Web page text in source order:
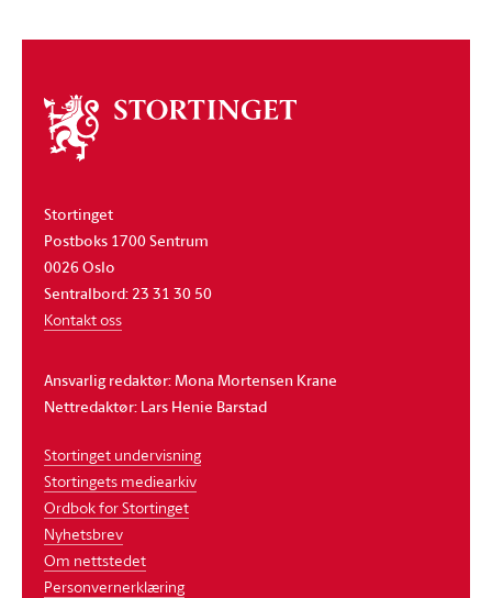
Om
stortinget
Stortinget
Postboks 1700 Sentrum
0026 Oslo
Sentralbord: 23 31 30 50
Kontakt oss
Ansvarlig redaktør: Mona Mortensen Krane
Nettredaktør: Lars Henie Barstad
Stortinget undervisning
Stortingets mediearkiv
Ordbok for Stortinget
Nyhetsbrev
Om nettstedet
Personvernerklæring